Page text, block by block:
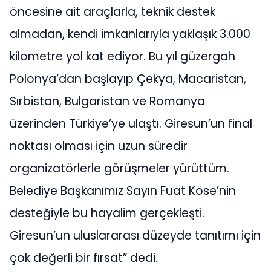
öncesine ait araçlarla, teknik destek
almadan, kendi imkanlarıyla yaklaşık 3.000
kilometre yol kat ediyor. Bu yıl güzergah
Polonya’dan başlayıp Çekya, Macaristan,
Sırbistan, Bulgaristan ve Romanya
üzerinden Türkiye’ye ulaştı. Giresun’un final
noktası olması için uzun süredir
organizatörlerle görüşmeler yürüttüm.
Belediye Başkanımız Sayın Fuat Köse’nin
desteğiyle bu hayalim gerçekleşti.
Giresun’un uluslararası düzeyde tanıtımı için
çok değerli bir fırsat” dedi.